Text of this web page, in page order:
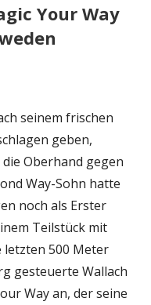
Your Way
seinem frischen
geben,
Oberhand gegen
Way-Sohn hatte
noch als Erster
Teilstück mit
letzten 500 Meter
gesteuerte Wallach
Way an, der seine